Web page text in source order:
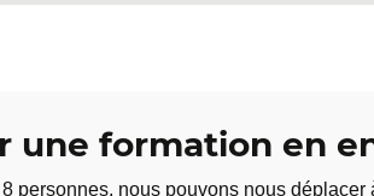
une formation en
personnes, nous pouvons nous